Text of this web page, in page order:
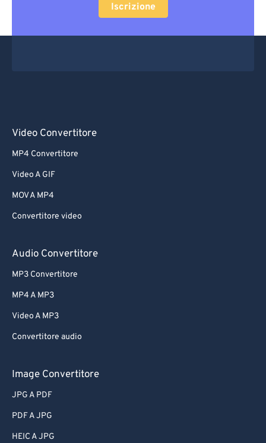
Iscrizione
Video Convertitore
MP4 Convertitore
Video A GIF
MOV A MP4
Convertitore video
Audio Convertitore
MP3 Convertitore
MP4 A MP3
Video A MP3
Convertitore audio
Image Convertitore
JPG A PDF
PDF A JPG
HEIC A JPG